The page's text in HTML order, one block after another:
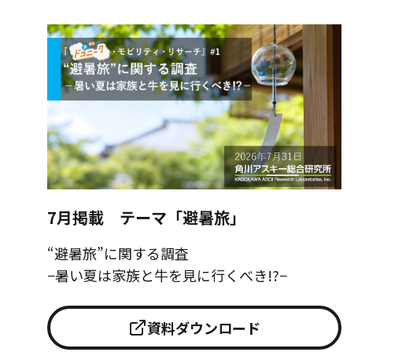
7月掲載 テーマ「避暑旅」
“避暑旅”に関する調査
−暑い夏は家族と牛を見に行くべき!?−
資料ダウンロード